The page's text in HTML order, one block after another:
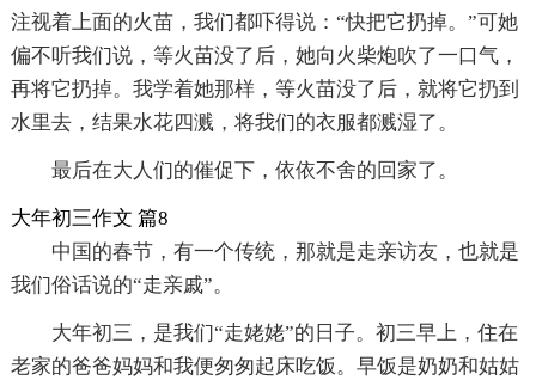
注视着上面的火苗，我们都吓得说：“快把它扔掉。”可她
偏不听我们说，等火苗没了后，她向火柴炮吹了一口气，
再将它扔掉。我学着她那样，等火苗没了后，就将它扔到
水里去，结果水花四溅，将我们的衣服都溅湿了。
最后在大人们的催促下，依依不舍的回家了。
大年初三作文 篇8
中国的春节，有一个传统，那就是走亲访友，也就是
我们俗话说的“走亲戚”。
大年初三，是我们“走姥姥”的日子。初三早上，住在
老家的爸爸妈妈和我便匆匆起床吃饭。早饭是奶奶和姑姑